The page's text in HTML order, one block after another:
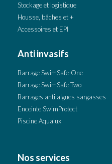
Stockage et logistique
Housse, bâches et +
Accessoires et EPI
Anti invasifs
Barrage SwimSafe-One
Barrage SwimSafe-Two
Barrages anti algues sargasses
Enceinte SwimProtect
Piscine Aqualux
Nos services